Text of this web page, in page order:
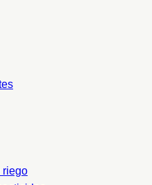
riego